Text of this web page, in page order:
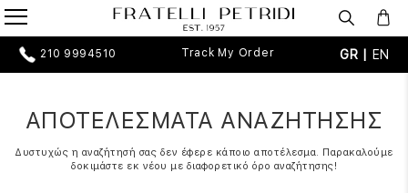
210 9994510 Track My Order GR | EN
ΑΠΟΤΕΛΕΣΜΑΤΑ ΑΝΑΖΗΤΗΣΗΣ
Δυστυχώς η αναζήτησή σας δεν έφερε κάποιο αποτέλεσμα. Παρακαλούμε
δοκιμάστε εκ νέου με διαφορετικό όρο αναζήτησης!